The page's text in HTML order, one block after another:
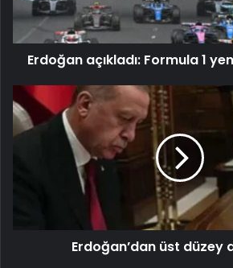
Erdoğan açıkladı: Formula 1
Erdoğan’dan üst düzey